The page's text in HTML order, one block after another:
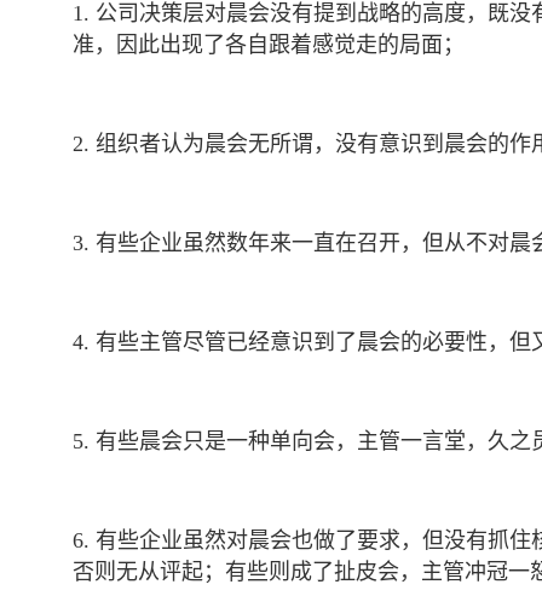
1. 公司决策层对晨会没有提到战略的高度，既
准，因此出现了各自跟着感觉走的局面；
2. 组织者认为晨会无所谓，没有意识到晨会的
3. 有些企业虽然数年来一直在召开，但从不对
4. 有些主管尽管已经意识到了晨会的必要性，
5. 有些晨会只是一种单向会，主管一言堂，久之
6. 有些企业虽然对晨会也做了要求，但没有抓
否则无从评起；有些则成了扯皮会，主管冲冠一